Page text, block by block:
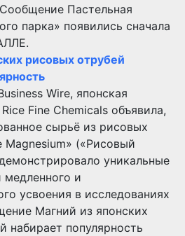
Пастельная
парка» появились сначала
рисовых отрубей
Wire, японская
Fine Chemicals объявила,
сырьё из рисовых
(«Рисовый
уникальные
медленного и
усвоения в исследованиях
Магний из японских
набирает популярность